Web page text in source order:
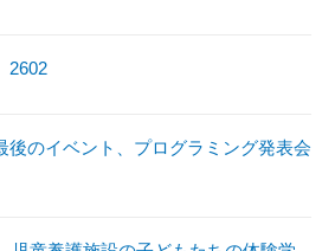
2602
後のイベント、プログラミング発表会